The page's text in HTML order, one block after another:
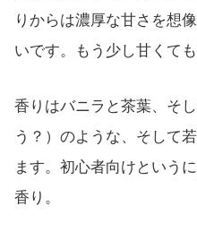
りからは濃厚な甘さを想
いです。もう少し甘くても
香りはバニラと茶葉、そ
う？）のような、そして
ます。初心者向けという
香り。